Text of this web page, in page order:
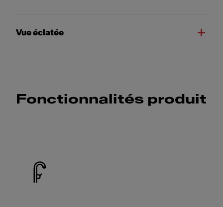
Vue éclatée
Fonctionnalités produit